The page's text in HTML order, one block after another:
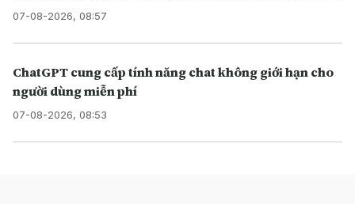
07-08-2026, 08:57
ChatGPT cung cấp tính năng chat không giới hạn cho
người dùng miễn phí
07-08-2026, 08:53